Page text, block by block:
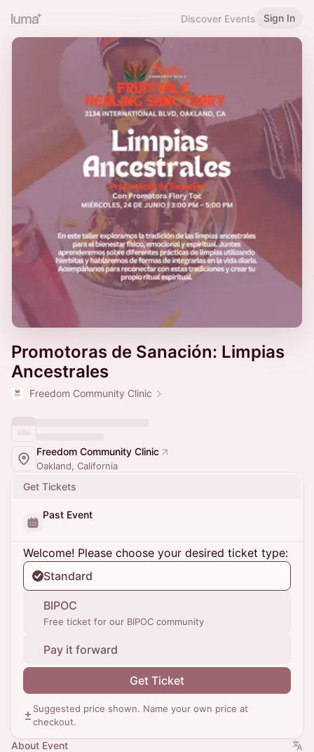
Discover Events Sign In
Promotoras de Sanación: Limpias
Ancestrales
Freedom Community Clinic
Freedom Community Clinic
Oakland, California
Get Tickets
Past Event
Welcome! Please choose your desired ticket type:
Standard
BIPOC
Free ticket for our BIPOC community
Pay it forward
Get Ticket
Suggested price shown. Name your own price at
checkout.
About Event